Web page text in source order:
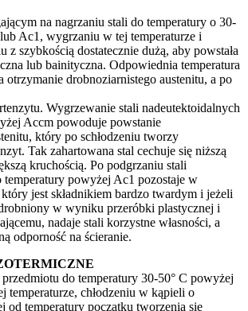
na nagrzaniu stali do temperatury o 30-
Ac1, wygrzaniu w tej temperaturze i
z szybkością dostatecznie dużą, aby powstała
lub bainityczna. Odpowiednia temperatura
otrzymanie drobnoziarnistego austenitu, a po
Wygrzewanie stali nadeutektoidalnych
Accm powoduje powstanie
który po schłodzeniu tworzy
Tak zahartowana stal cechuje się niższą
kruchością. Po podgrzaniu stali
temperatury powyżej Ac1 pozostaje w
jest składnikiem bardzo twardym i jeżeli
w wyniku przeróbki plastycznej i
nadaje stali korzystne własności, a
odporność na ścieranie.
do temperatury 30-50° C powyżej
temperaturze, chłodzeniu w kąpieli o
od temperatury początku tworzenia się